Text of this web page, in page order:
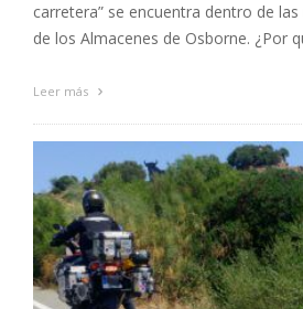
carretera” se encuentra dentro de
de los Almacenes de Osborne. ¿Por
Leer más